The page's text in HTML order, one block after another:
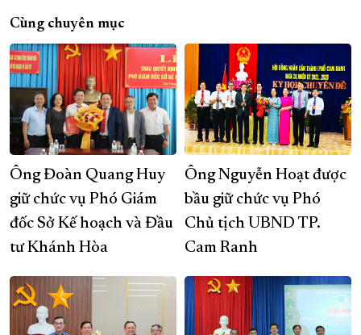
Cùng chuyên mục
Ông Đoàn Quang Huy
giữ chức vụ Phó Giám
đốc Sở Kế hoạch và Đầu
tư Khánh Hòa
Ông Nguyễn Hoạt được
bầu giữ chức vụ Phó
Chủ tịch UBND TP.
Cam Ranh